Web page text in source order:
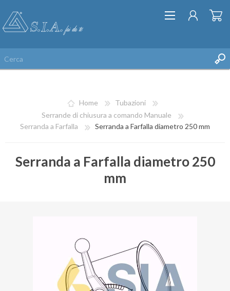
ACCESSO
Home
Tubazioni
Serrande di chiusura a comando Manuale
Serranda a Farfalla
Serranda a Farfalla diametro 250 mm
Serranda a Farfalla diametro 250
mm